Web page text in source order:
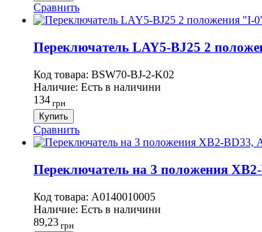
Сравнить
Переключатель LAY5-BJ25 2
Код товара: BSW70-BJ-2-K02
Наличие: Есть в наличини
134 грн
Купить
Сравнить
Переключатель на 3 положения
Код товара: A0140010005
Наличие: Есть в наличини
89,23 грн